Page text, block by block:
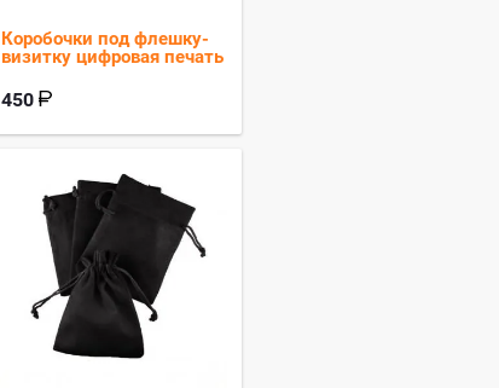
Коробочки под флешку-
визитку цифровая печать
450